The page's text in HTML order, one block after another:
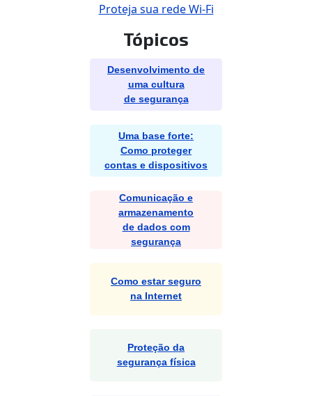
Proteja sua rede Wi-Fi
Tópicos
Desenvolvimento de
uma cultura
de segurança
Uma base forte:
Como proteger
contas e dispositivos
Comunicação e
armazenamento
de dados com
segurança
Como estar seguro
na Internet
Proteção da
segurança física